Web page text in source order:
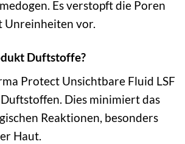
Es verstopft die Poren
Unreinheiten vor.
Duftstoffe?
Protect Unsichtbare Fluid LSF
Dies minimiert das
Reaktionen, besonders
Haut.